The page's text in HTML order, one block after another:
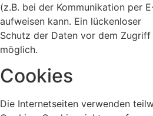
(z.B. bei der Kommunikation per
aufweisen kann. Ein lückenloser
Schutz der Daten vor dem
möglich.
Cookies
Die Internetseiten verwenden